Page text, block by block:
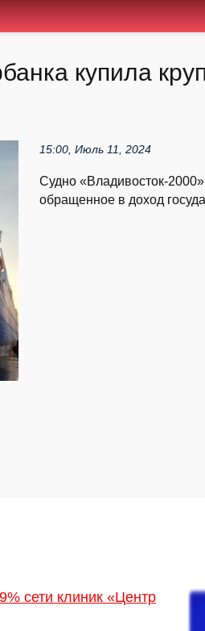
купила
15:00, Июль 11, 2024
Судно «Владивосток-
обращенное в доход
сети клиник «Центр